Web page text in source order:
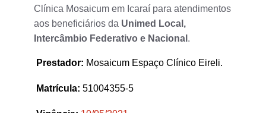
Clínica Mosaicum em Icaraí para atendimentos
aos beneficiários da Unimed Local,
Intercâmbio Federativo e Nacional .
Prestador: Mosaicum Espaço Clínico Eireli.
Matrícula: 51004355-5